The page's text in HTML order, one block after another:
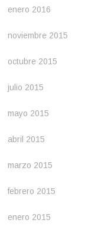
enero 2016
noviembre 2015
octubre 2015
julio 2015
mayo 2015
abril 2015
marzo 2015
febrero 2015
enero 2015